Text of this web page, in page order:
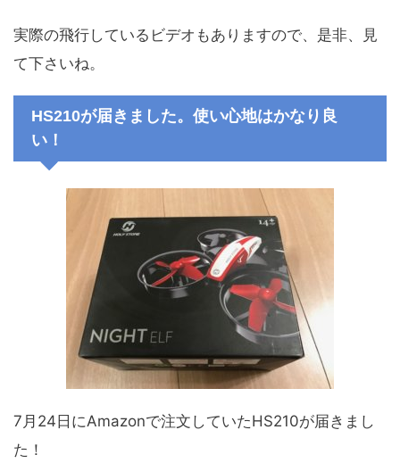
実際の飛行しているビデオもありますので、是非、見
て下さいね。
HS210が届きました。使い心地はかなり良
い！
7月24日にAmazonで注文していたHS210が届きまし
た！